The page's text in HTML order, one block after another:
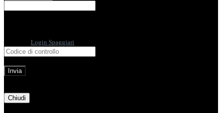
Login Spaggiari
Chiudi